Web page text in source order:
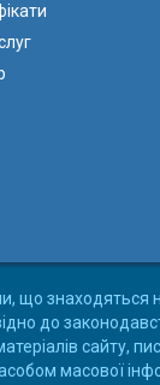
що знаходяться
до
сайту,
масової